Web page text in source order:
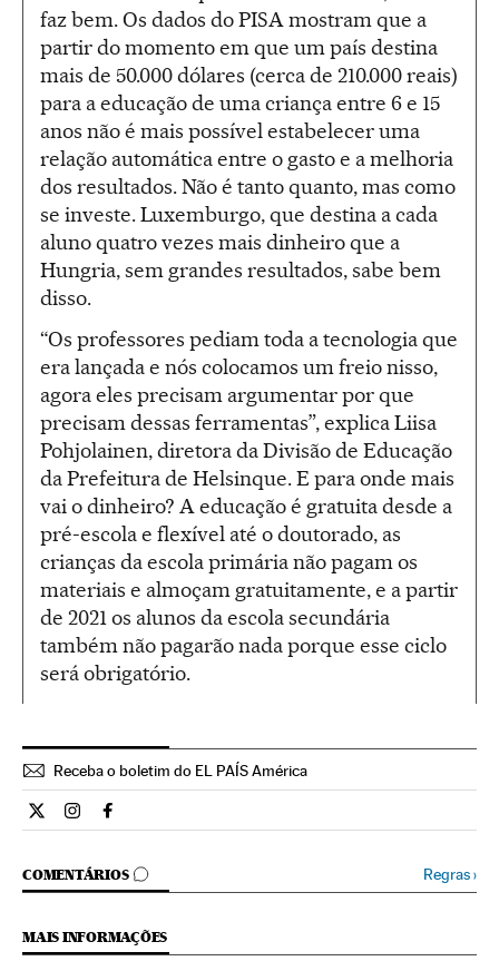
faz bem. Os dados do PISA mostram que a
partir do momento em que um país destina
mais de 50.000 dólares (cerca de 210.000 reais)
para a educação de uma criança entre 6 e 15
anos não é mais possível estabelecer uma
relação automática entre o gasto e a melhoria
dos resultados. Não é tanto quanto, mas como
se investe. Luxemburgo, que destina a cada
aluno quatro vezes mais dinheiro que a
Hungria, sem grandes resultados, sabe bem
disso.
“Os professores pediam toda a tecnologia que
era lançada e nós colocamos um freio nisso,
agora eles precisam argumentar por que
precisam dessas ferramentas”, explica Liisa
Pohjolainen, diretora da Divisão de Educação
da Prefeitura de Helsinque. E para onde mais
vai o dinheiro? A educação é gratuita desde a
pré-escola e flexível até o doutorado, as
crianças da escola primária não pagam os
materiais e almoçam gratuitamente, e a partir
de 2021 os alunos da escola secundária
também não pagarão nada porque esse ciclo
será obrigatório.
Receba o boletim do EL PAÍS América
Internacional El País Brasil en Twitter
Internacional El País Brasil en Instagram
Internacional El País Brasil en Facebook
COMENTÁRIOS
COMENTÁRIOS Regras›
MAIS INFORMAÇÕES